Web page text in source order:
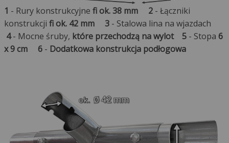
1 - Rury konstrukcyjne fi ok. 38 mm 2- Łączniki
konstrukcji fi ok. 42 mm 3- Stalowa lina na wjazdach
4- Mocne śruby, które przechodzą na wylot 5- Stopa 6
x 9 cm
6 - Dodatkowa konstrukcja podłogowa